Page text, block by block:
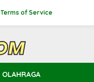
Terms of Service
OLAHRAGA